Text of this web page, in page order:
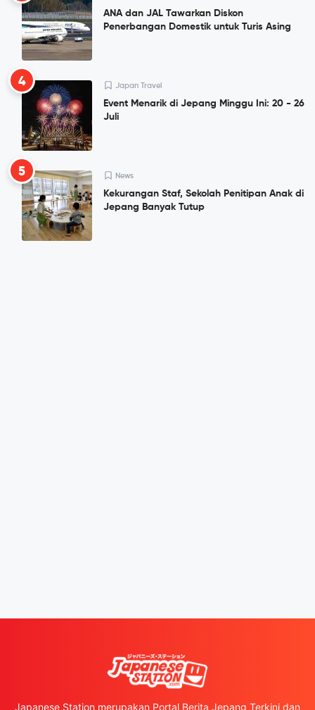
ANA dan JAL Tawarkan Diskon
Penerbangan Domestik untuk Turis Asing
4 Japan Travel
Event Menarik di Jepang Minggu Ini: 20 - 26
Juli
5 News
Kekurangan Staf, Sekolah Penitipan Anak di
Jepang Banyak Tutup
Japanese Station merupakan Portal Berita Jepang Terkini dan